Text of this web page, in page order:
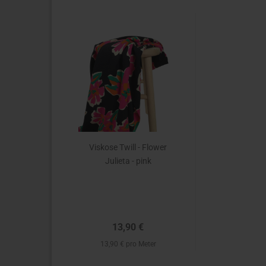
Viskose Twill - Flower
Julieta - pink
13,90 €
13,90 € pro Meter